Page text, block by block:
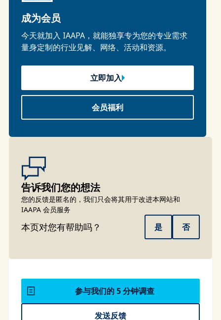
成为会员
今天就加入 IAAPA，就能独享专为您的专业需求
量身定制的行业见解、网络、活动和资源。
立即加入
会员福利
告诉我们您的想法
您的反馈是匿名的，我们只会将其用于改进本网站和
IAAPA 会员服务
本页对您有帮助吗？ 是 否
参与我们的 5 分钟调查
发送反馈